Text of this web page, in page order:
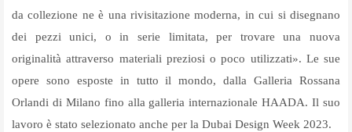
da collezione ne è una rivisitazione moderna, in cui si disegnano
dei pezzi unici, o in serie limitata, per trovare una nuova
originalità attraverso materiali preziosi o poco utilizzati». Le sue
opere sono esposte in tutto il mondo, dalla Galleria Rossana
Orlandi di Milano fino alla galleria internazionale HAADA. Il suo
lavoro è stato selezionato anche per la Dubai Design Week 2023.